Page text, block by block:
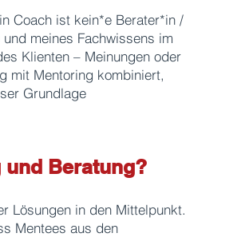
Coach ist kein*e Berater*in /
meines Fachwissens im
Klienten – Meinungen oder
mit Mentoring kombiniert,
Grundlage
Beratung?
Lösungen in den Mittelpunkt.
Mentees aus den